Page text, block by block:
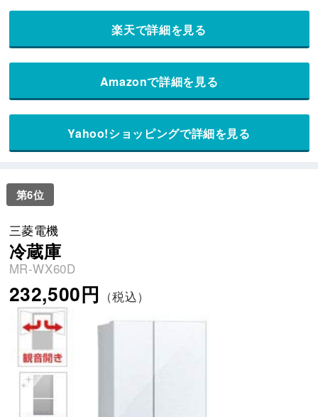
楽天で詳細を見る
Amazonで詳細を見る
Yahoo!ショッピングで詳細を見る
第6位
三菱電機
冷蔵庫
MR-WX60D
232,500円 （税込）